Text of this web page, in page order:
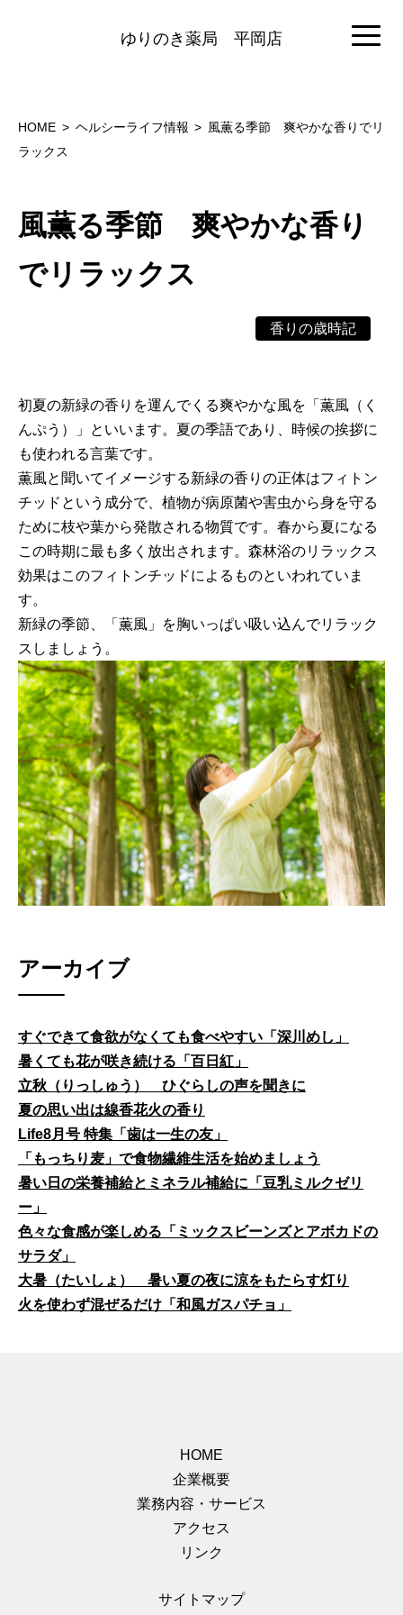
ゆりのき薬局 平岡店
HOME ヘルシーライフ情報
風薫る季節 爽やかな香りでリ
ラックス
風薫る季節 爽やかな香り
でリラックス
香りの歳時記
初夏の新緑の香りを運んでくる爽やかな風を「薫風（く
んぷう）」といいます。夏の季語であり、時候の挨拶に
も使われる言葉です。
薫風と聞いてイメージする新緑の香りの正体はフィトン
チッドという成分で、植物が病原菌や害虫から身を守る
ために枝や葉から発散される物質です。春から夏になる
この時期に最も多く放出されます。森林浴のリラックス
効果はこのフィトンチッドによるものといわれていま
す。
新緑の季節、「薫風」を胸いっぱい吸い込んでリラック
スしましょう。
アーカイブ
すぐできて食欲がなくても食べやすい「深川めし」
暑くても花が咲き続ける「百日紅」
立秋（りっしゅう） ひぐらしの声を聞きに
夏の思い出は線香花火の香り
Life8月号 特集「歯は一生の友」
「もっちり麦」で食物繊維生活を始めましょう
暑い日の栄養補給とミネラル補給に「豆乳ミルクゼリ
ー」
色々な食感が楽しめる「ミックスビーンズとアボカドの
サラダ」
大暑（たいしょ） 暑い夏の夜に涼をもたらす灯り
火を使わず混ぜるだけ「和風ガスパチョ」
HOME
企業概要
業務内容・サービス
アクセス
リンク
サイトマップ